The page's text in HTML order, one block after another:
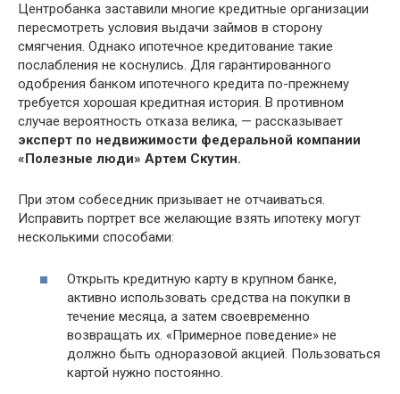
Центробанка заставили многие кредитные организации
пересмотреть условия выдачи займов в сторону
смягчения. Однако ипотечное кредитование такие
послабления не коснулись. Для гарантированного
одобрения банком ипотечного кредита по-прежнему
требуется хорошая кредитная история. В противном
случае вероятность отказа велика, — рассказывает
эксперт по недвижимости федеральной компании
«Полезные люди» Артем Скутин.
При этом собеседник призывает не отчаиваться.
Исправить портрет все желающие взять ипотеку могут
несколькими способами:
Открыть кредитную карту в крупном банке,
активно использовать средства на покупки в
течение месяца, а затем своевременно
возвращать их. «Примерное поведение» не
должно быть одноразовой акцией. Пользоваться
картой нужно постоянно.